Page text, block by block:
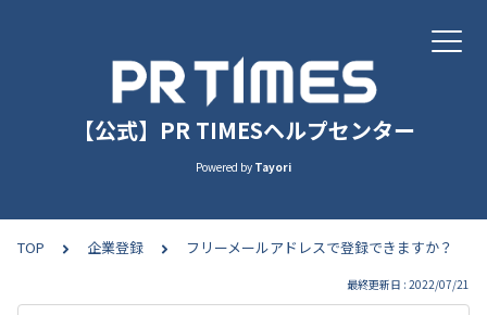
【公式】PR TIMESヘルプセンター
Powered by Tayori
TOP 企業登録 フリーメールアドレスで登録できますか？
最終更新日 : 2022/07/21